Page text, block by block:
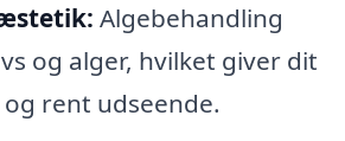
Algebehandling
og alger, hvilket giver dit
rent udseende.